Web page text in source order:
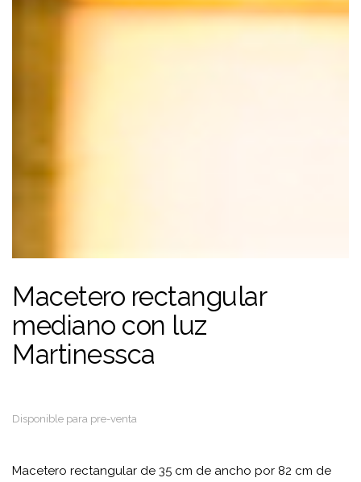
Macetero rectangular
mediano con luz
Martinessca
Disponible para pre-venta
Macetero rectangular de 35 cm de ancho por 82 cm de